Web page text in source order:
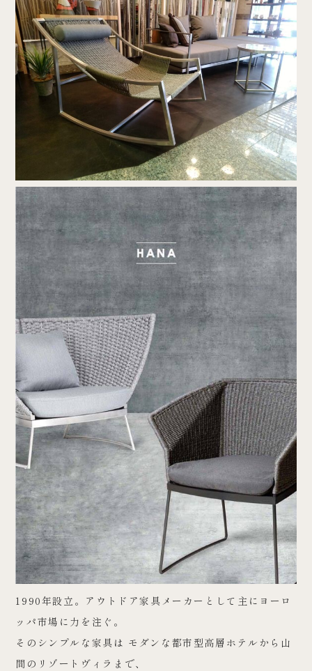
1990年設立。アウトドア家具メーカーとして主にヨーロ
ッパ市場に力を注ぐ。
そのシンプルな家具は モダンな都市型高層ホテルから山
間のリゾートヴィラまで、